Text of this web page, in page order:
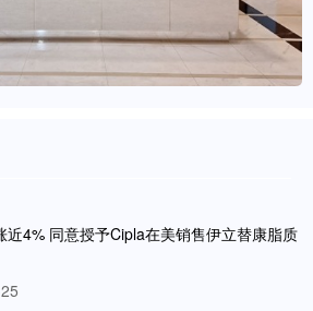
近4% 同意授予Cipla在美销售伊立替康脂质